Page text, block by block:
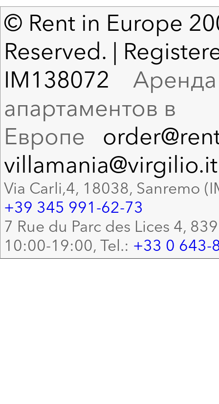
© Rent in Europe
Reserved. |
IM138072 Аренда
апартаментов в
Европе
villamania@virgilio.it
Via Carli,4, 18038, Sanremo
+39 345 991-62-73
7 Rue du Parc des Lices 4,
10:00-19:00, Tel.: +33 0 643-